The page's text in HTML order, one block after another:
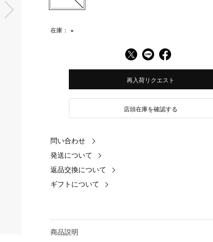
在庫： ×
再入荷リクエスト
店頭在庫を確認する
問い合わせ
発送について
返品交換について
ギフトについて
商品説明